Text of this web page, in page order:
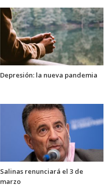
Depresión: la nueva pandemia
Salinas renunciará el 3 de
marzo